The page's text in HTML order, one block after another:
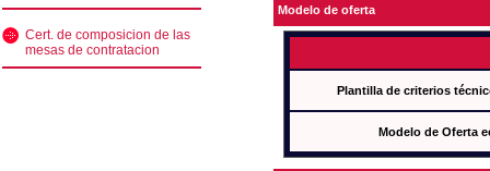
Cert. de composicion de las
mesas de contratacion
Modelo de oferta
Plantilla de criterios
Modelo de Oferta